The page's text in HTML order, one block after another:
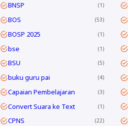
BNSP 1
BOS 53
BOSP 2025 1
bse 1
BSU 5
buku guru pai 4
Capaian Pembelajaran 3
Convert Suara ke Text 1
CPNS 22